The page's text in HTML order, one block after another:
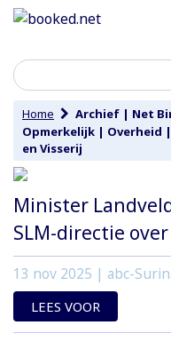
Home Archief | Net
Opmerkelijk | Overheid |
en Visserij
Minister
SLM-directie
13 nov 2025 | abc-
LEES VOOR